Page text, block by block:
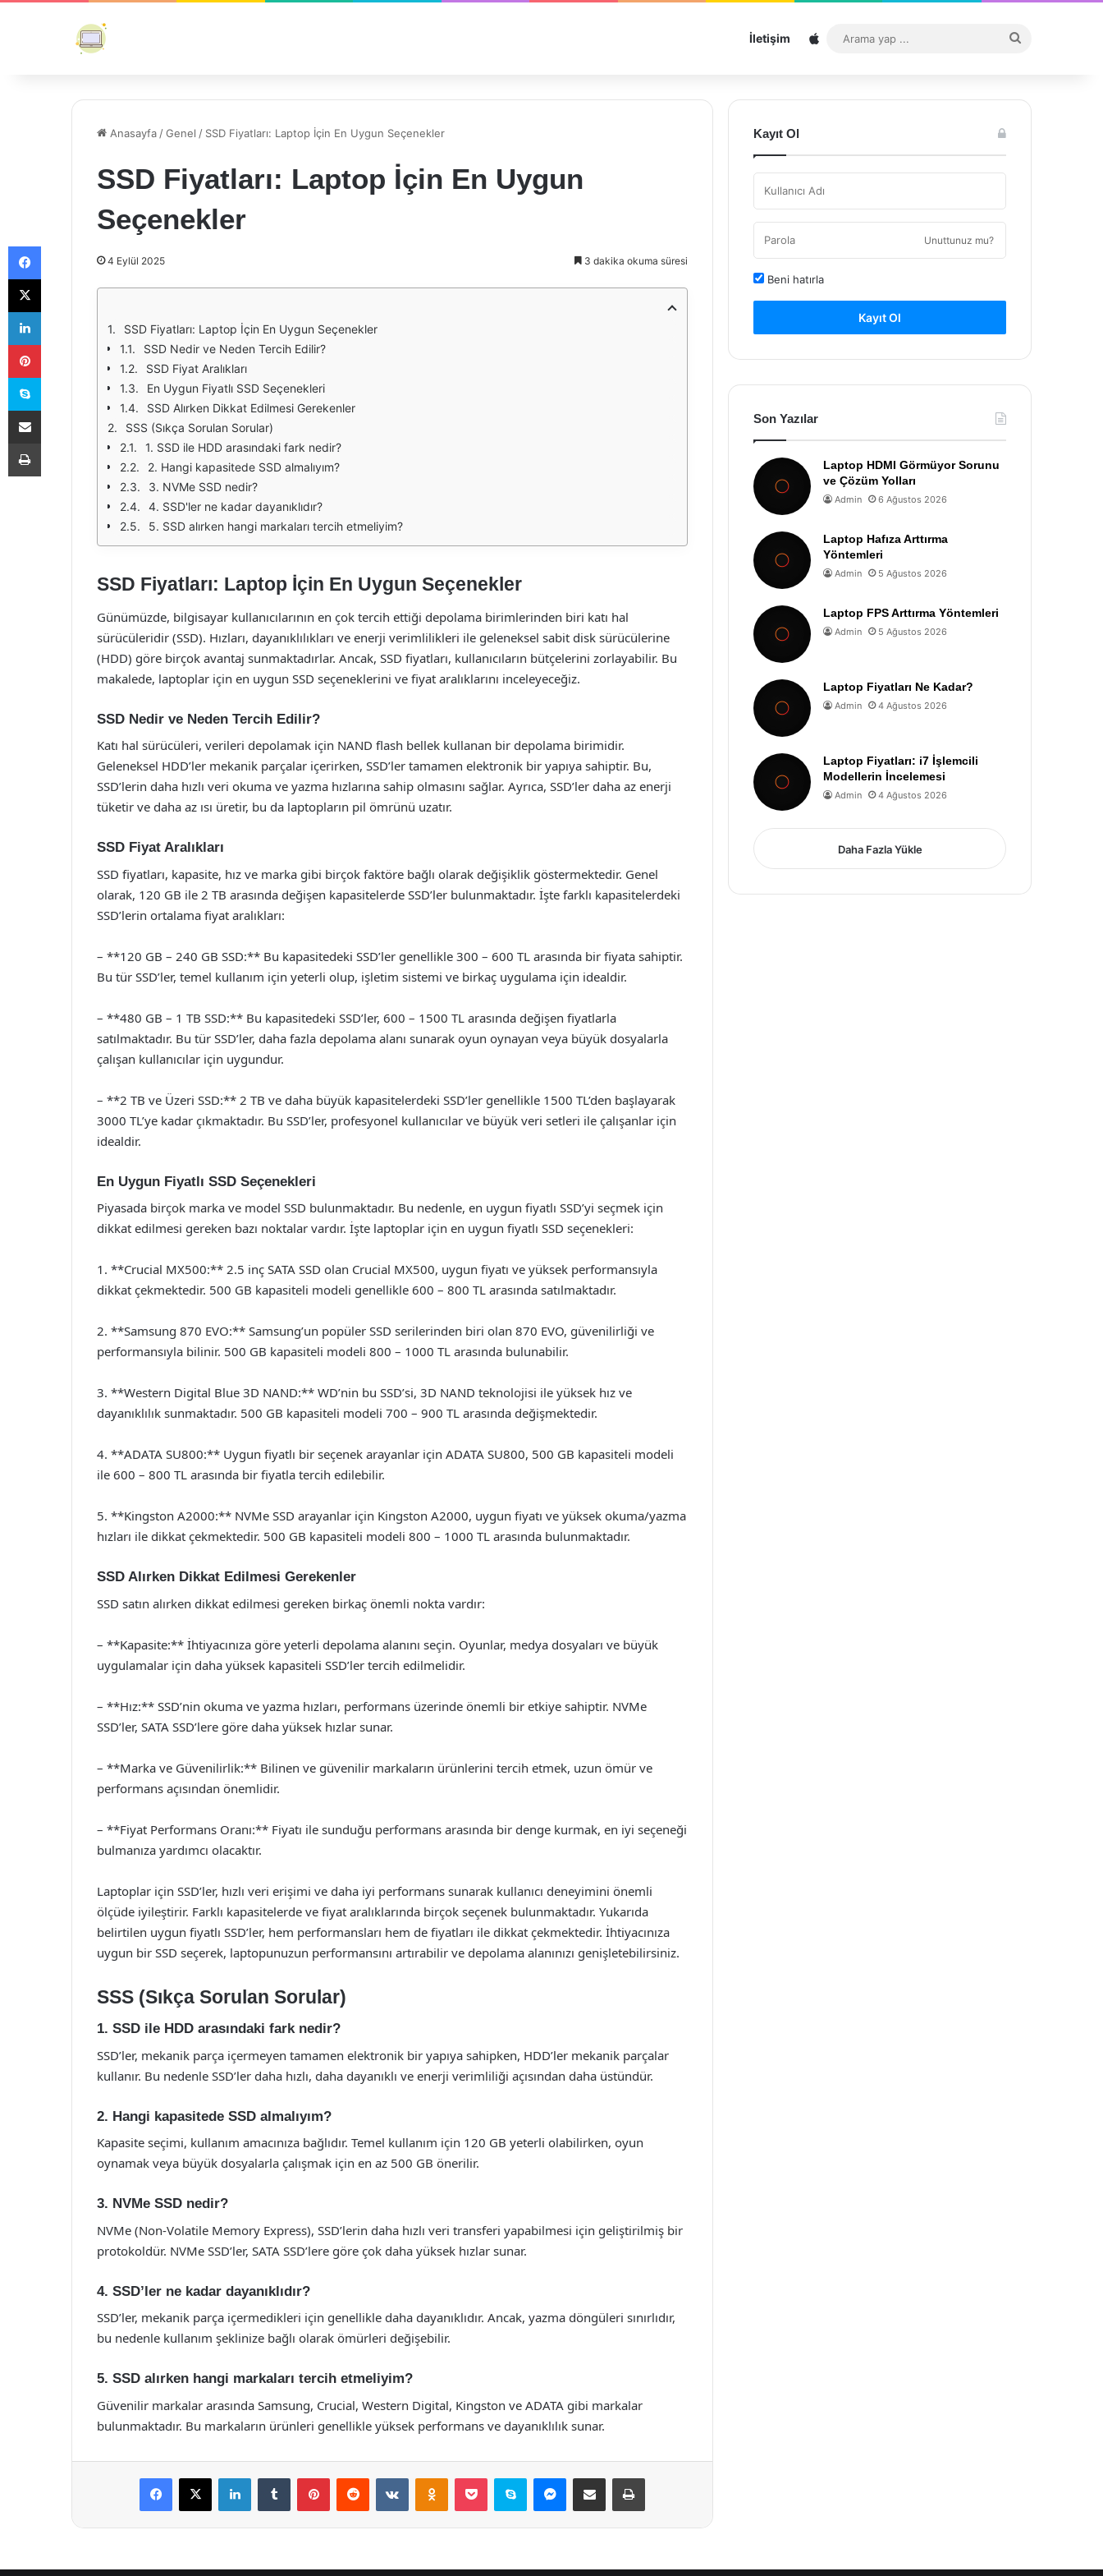
İletişim Sitemap
...
Anasayfa /Genel / SSD Fiyatları: Laptop İçin En Uygun Seçenekler
SSD Fiyatları: Laptop İçin En Uygun
Seçenekler
4 Eylül 2025 3 dakika okuma süresi
SSD Fiyatları: Laptop İçin En Uygun Seçenekler
SSD Nedir ve Neden Tercih Edilir?
SSD Fiyat Aralıkları
En Uygun Fiyatlı SSD Seçenekleri
SSD Alırken Dikkat Edilmesi Gerekenler
SSS (Sıkça Sorulan Sorular)
1. SSD ile HDD arasındaki fark nedir?
2. Hangi kapasitede SSD almalıyım?
3. NVMe SSD nedir?
4. SSD'ler ne kadar dayanıklıdır?
5. SSD alırken hangi markaları tercih etmeliyim?
SSD Fiyatları: Laptop İçin En Uygun Seçenekler
Günümüzde, bilgisayar kullanıcılarının en çok tercih ettiği depolama birimlerinden biri katı hal
sürücüleridir (SSD). Hızları, dayanıklılıkları ve enerji verimlilikleri ile geleneksel sabit disk sürücülerine
(HDD) göre birçok avantaj sunmaktadırlar. Ancak, SSD fiyatları, kullanıcıların bütçelerini zorlayabilir. Bu
makalede, laptoplar için en uygun SSD seçeneklerini ve fiyat aralıklarını inceleyeceğiz.
SSD Nedir ve Neden Tercih Edilir?
Katı hal sürücüleri, verileri depolamak için NAND flash bellek kullanan bir depolama birimidir.
Geleneksel HDD’ler mekanik parçalar içerirken, SSD’ler tamamen elektronik bir yapıya sahiptir. Bu,
SSD’lerin daha hızlı veri okuma ve yazma hızlarına sahip olmasını sağlar. Ayrıca, SSD’ler daha az enerji
tüketir ve daha az ısı üretir, bu da laptopların pil ömrünü uzatır.
SSD Fiyat Aralıkları
SSD fiyatları, kapasite, hız ve marka gibi birçok faktöre bağlı olarak değişiklik göstermektedir. Genel
olarak, 120 GB ile 2 TB arasında değişen kapasitelerde SSD’ler bulunmaktadır. İşte farklı kapasitelerdeki
SSD’lerin ortalama fiyat aralıkları:
– **120 GB – 240 GB SSD:** Bu kapasitedeki SSD’ler genellikle 300 – 600 TL arasında bir fiyata sahiptir.
Bu tür SSD’ler, temel kullanım için yeterli olup, işletim sistemi ve birkaç uygulama için idealdir.
– **480 GB – 1 TB SSD:** Bu kapasitedeki SSD’ler, 600 – 1500 TL arasında değişen fiyatlarla
satılmaktadır. Bu tür SSD’ler, daha fazla depolama alanı sunarak oyun oynayan veya büyük dosyalarla
çalışan kullanıcılar için uygundur.
– **2 TB ve Üzeri SSD:** 2 TB ve daha büyük kapasitelerdeki SSD’ler genellikle 1500 TL’den başlayarak
3000 TL’ye kadar çıkmaktadır. Bu SSD’ler, profesyonel kullanıcılar ve büyük veri setleri ile çalışanlar için
idealdir.
En Uygun Fiyatlı SSD Seçenekleri
Piyasada birçok marka ve model SSD bulunmaktadır. Bu nedenle, en uygun fiyatlı SSD’yi seçmek için
dikkat edilmesi gereken bazı noktalar vardır. İşte laptoplar için en uygun fiyatlı SSD seçenekleri:
1. **Crucial MX500:** 2.5 inç SATA SSD olan Crucial MX500, uygun fiyatı ve yüksek performansıyla
dikkat çekmektedir. 500 GB kapasiteli modeli genellikle 600 – 800 TL arasında satılmaktadır.
2. **Samsung 870 EVO:** Samsung’un popüler SSD serilerinden biri olan 870 EVO, güvenilirliği ve
performansıyla bilinir. 500 GB kapasiteli modeli 800 – 1000 TL arasında bulunabilir.
3. **Western Digital Blue 3D NAND:** WD’nin bu SSD’si, 3D NAND teknolojisi ile yüksek hız ve
dayanıklılık sunmaktadır. 500 GB kapasiteli modeli 700 – 900 TL arasında değişmektedir.
4. **ADATA SU800:** Uygun fiyatlı bir seçenek arayanlar için ADATA SU800, 500 GB kapasiteli modeli
ile 600 – 800 TL arasında bir fiyatla tercih edilebilir.
5. **Kingston A2000:** NVMe SSD arayanlar için Kingston A2000, uygun fiyatı ve yüksek okuma/yazma
hızları ile dikkat çekmektedir. 500 GB kapasiteli modeli 800 – 1000 TL arasında bulunmaktadır.
SSD Alırken Dikkat Edilmesi Gerekenler
SSD satın alırken dikkat edilmesi gereken birkaç önemli nokta vardır:
– **Kapasite:** İhtiyacınıza göre yeterli depolama alanını seçin. Oyunlar, medya dosyaları ve büyük
uygulamalar için daha yüksek kapasiteli SSD’ler tercih edilmelidir.
– **Hız:** SSD’nin okuma ve yazma hızları, performans üzerinde önemli bir etkiye sahiptir. NVMe
SSD’ler, SATA SSD’lere göre daha yüksek hızlar sunar.
– **Marka ve Güvenilirlik:** Bilinen ve güvenilir markaların ürünlerini tercih etmek, uzun ömür ve
performans açısından önemlidir.
– **Fiyat Performans Oranı:** Fiyatı ile sunduğu performans arasında bir denge kurmak, en iyi seçeneği
bulmanıza yardımcı olacaktır.
Laptoplar için SSD’ler, hızlı veri erişimi ve daha iyi performans sunarak kullanıcı deneyimini önemli
ölçüde iyileştirir. Farklı kapasitelerde ve fiyat aralıklarında birçok seçenek bulunmaktadır. Yukarıda
belirtilen uygun fiyatlı SSD’ler, hem performansları hem de fiyatları ile dikkat çekmektedir. İhtiyacınıza
uygun bir SSD seçerek, laptopunuzun performansını artırabilir ve depolama alanınızı genişletebilirsiniz.
SSS (Sıkça Sorulan Sorular)
1. SSD ile HDD arasındaki fark nedir?
SSD’ler, mekanik parça içermeyen tamamen elektronik bir yapıya sahipken, HDD’ler mekanik parçalar
kullanır. Bu nedenle SSD’ler daha hızlı, daha dayanıklı ve enerji verimliliği açısından daha üstündür.
2. Hangi kapasitede SSD almalıyım?
Kapasite seçimi, kullanım amacınıza bağlıdır. Temel kullanım için 120 GB yeterli olabilirken, oyun
oynamak veya büyük dosyalarla çalışmak için en az 500 GB önerilir.
3. NVMe SSD nedir?
NVMe (Non-Volatile Memory Express), SSD’lerin daha hızlı veri transferi yapabilmesi için geliştirilmiş bir
protokoldür. NVMe SSD’ler, SATA SSD’lere göre çok daha yüksek hızlar sunar.
4. SSD’ler ne kadar dayanıklıdır?
SSD’ler, mekanik parça içermedikleri için genellikle daha dayanıklıdır. Ancak, yazma döngüleri sınırlıdır,
bu nedenle kullanım şeklinize bağlı olarak ömürleri değişebilir.
5. SSD alırken hangi markaları tercih etmeliyim?
Güvenilir markalar arasında Samsung, Crucial, Western Digital, Kingston ve ADATA gibi markalar
bulunmaktadır. Bu markaların ürünleri genellikle yüksek performans ve dayanıklılık sunar.
Facebook
X LinkedInTumblr PinterestReddit VKontakteOdnoklassniki
Pocket Skype Messenger
E-Posta ile paylaş Yazdır
Kayıt Ol
Unuttunuz mu?
Beni hatırla
Kayıt Ol
Son Yazılar
Laptop HDMI Görmüyor Sorunu
ve Çözüm Yolları
Admin 6 Ağustos 2026
Laptop Hafıza Arttırma
Yöntemleri
Admin 5 Ağustos 2026
Laptop FPS Arttırma Yöntemleri
Admin 5 Ağustos 2026
Laptop Fiyatları Ne Kadar?
Admin 4 Ağustos 2026
Laptop Fiyatları: i7 İşlemcili
Modellerin İncelemesi
Admin 4 Ağustos 2026
Daha Fazla Yükle
Facebook
X
LinkedIn
Pinterest
Skype
E-Posta ile paylaş